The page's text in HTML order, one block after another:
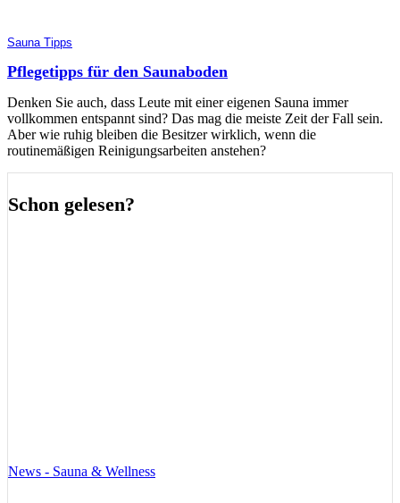
Sauna Tipps
Pflegetipps für den Saunaboden
Denken Sie auch, dass Leute mit einer eigenen Sauna immer
vollkommen entspannt sind? Das mag die meiste Zeit der Fall sein.
Aber wie ruhig bleiben die Besitzer wirklich, wenn die
routinemäßigen Reinigungsarbeiten anstehen?
Schon gelesen?
News - Sauna & Wellness